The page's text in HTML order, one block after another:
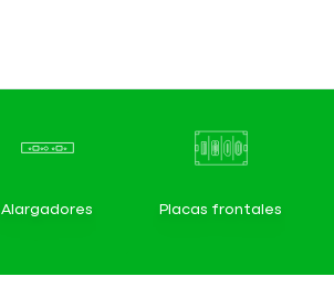
Alargadores Placas frontales